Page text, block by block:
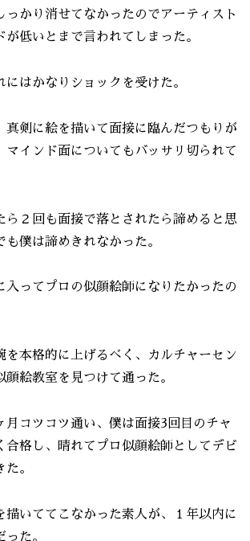
っかり消せてなかったのでアーティスト
が低いとまで言われてしまった。
はかなりショックを受けた。
真剣に絵を描いて面接に臨んだつもりが
マインド面についてもバッサリ切られて
ら２回も面接で落とされたら諦めると思
も僕は諦めきれなかった。
入ってプロの似顔絵師になりたかったの
を本格的に上げるべく、カルチャーセン
顔絵教室を見つけて通った。
月コツコツ通い、僕は面接3回目のチャ
合格し、晴れてプロ似顔絵師としてデビ
。
描いててこなかった素人が、１年以内に
た。